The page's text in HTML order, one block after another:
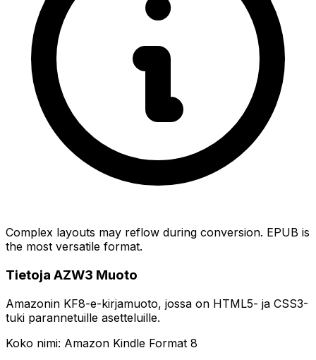
Complex layouts may reflow during conversion. EPUB is
the most versatile format.
Tietoja AZW3 Muoto
Amazonin KF8-e-kirjamuoto, jossa on HTML5- ja CSS3-
tuki parannetuille asetteluille.
Koko nimi: Amazon Kindle Format 8